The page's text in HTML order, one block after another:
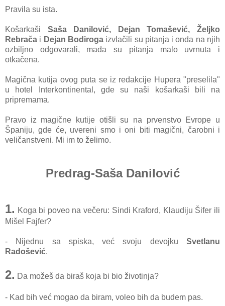
Pravila su ista.
Košarkaši Saša Danilović, Dejan Tomašević, Željko
Rebrača i Dejan Bodirogaizvlačili su pitanja i onda na njih
ozbiljno odgovarali, mada su pitanja malo uvrnuta i
otkačena.
Magična kutija ovog puta se iz redakcije Hupera "preselila"
u hotel Interkontinental, gde su naši košarkaši bili na
pripremama.
Pravo iz magične kutije otišli su na prvenstvo Evrope u
Španiju, gde će, uvereni smo i oni biti magični, čarobni i
veličanstveni. Mi im to želimo.
Predrag-Saša Danilović
1. Koga bi poveo na večeru: Sindi Kraford, Klaudiju Šifer ili
Mišel Fajfer?
- Nijednu sa spiska, već svoju devojku Svetlanu
Radošević.
2. Da možeš da biraš koja bi bio životinja?
- Kad bih već mogao da biram, voleo bih da budem pas.